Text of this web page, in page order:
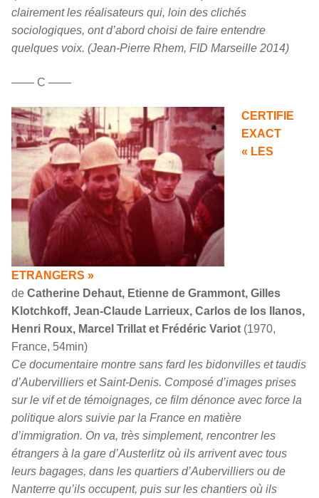
clairement les réalisateurs qui, loin des clichés
sociologiques, ont d’abord choisi de faire entendre
quelques voix. (Jean-Pierre Rhem, FID Marseille 2014)
—— C ——
CERTIFIE
EXACT
« LES
ETRANGERS »
de Catherine Dehaut, Etienne de Grammont, Gilles
Klotchkoff, Jean-Claude Larrieux, Carlos de los Ilanos,
Henri Roux, Marcel Trillat et Frédéric Variot (1970,
France, 54min)
Ce documentaire montre sans fard les bidonvilles et taudis
d’Aubervilliers et Saint-Denis. Composé d’images prises
sur le vif et de témoignages, ce film dénonce avec force la
politique alors suivie par la France en matière
d’immigration. On va, très simplement, rencontrer les
étrangers à la gare d’Austerlitz où ils arrivent avec tous
leurs bagages, dans les quartiers d’Aubervilliers ou de
Nanterre qu’ils occupent, puis sur les chantiers où ils